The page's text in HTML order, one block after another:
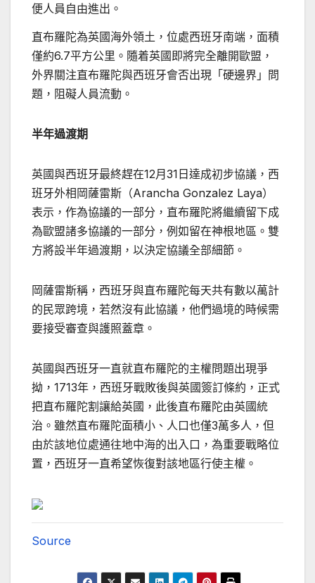
便人員自由進出。
直布羅陀為英國海外領土，位處西班牙南端，面積
僅約6.7平方公里。隨着英國即將完全離開歐盟，
外界關注直布羅陀與西班牙會否出現「硬邊界」問
題，阻礙人員流動。
半年過渡期
英國與西班牙最終趕在12月31日達成初步協議，西
班牙外相岡薩雷斯（Arancha Gonzalez Laya）
表示，作為協議的一部分，直布羅陀將繼續留下成
為歐盟諸多協議的一部分，例如留在神根地區。雙
方將設半年過渡期，以決定協議全部細節。
岡薩雷斯稱，西班牙與直布羅陀每天共有數以萬計
的民眾跨境，若然沒有此協議，他們過境的時候需
要接受審查與護照蓋章。
英國與西班牙一直就直布羅陀的主權問題出現爭
拗，1713年，西班牙戰敗後與英國簽訂條約，正式
把直布羅陀割讓給英國，此後直布羅陀由英國統
治。雖然直布羅陀面積小、人口也僅3萬多人，但
由於該地位處通往地中海的出入口，為重要戰略位
置，西班牙一直希望恢復對該地區行使主權。
Source